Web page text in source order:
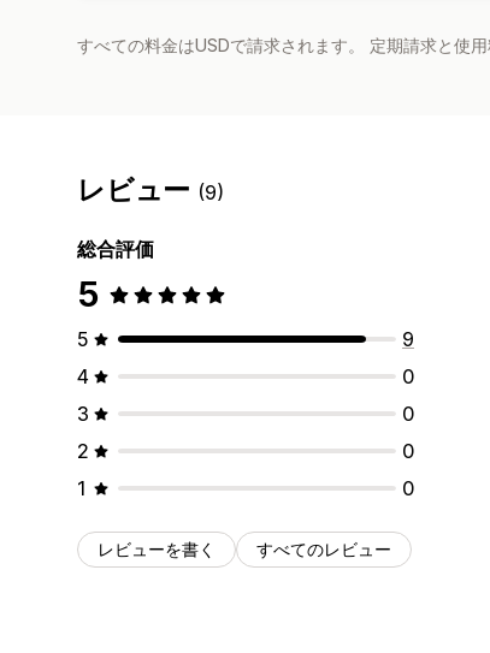
すべての料金はUSDで請求されます。 定期請求と使
レビュー (9)
総合評価
5
5
9
4
0
3
0
2
0
1
0
レビューを書く すべてのレビュー